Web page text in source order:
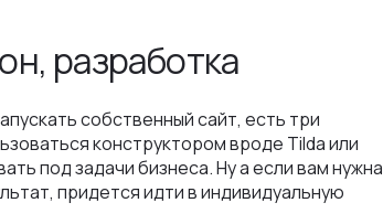
разработка
собственный сайт, есть три
конструктором вроде Tilda или
под задачи бизнеса. Ну а если вам нужна
придется идти в индивидуальную